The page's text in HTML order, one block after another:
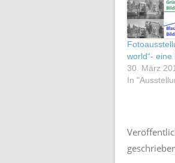
world“- eine
30. März
In